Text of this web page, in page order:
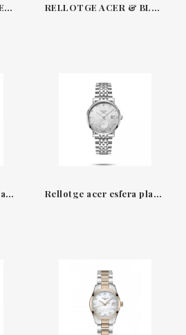
RELLOTGE ACER & PELL 37 MM THE ELEGANT COLLECTION LONGINES L4810SL RELLOTGE ACER & BLANC 39 MM THE ELEGANT COLLECTION LONGINES L4910S
Rellotge acer esfera blanca The Elegant Collection Longines Rellotge acer esfera plata diamants The Elegant Collection Longines